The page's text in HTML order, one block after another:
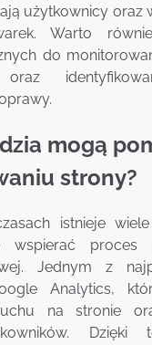
użytkownicy oraz
Warto
do
mogą
strony?
istnieje
wspierać proces
Jednym z
Analytics,
na stronie
Dzięki